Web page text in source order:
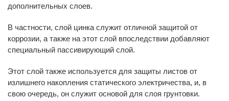
дополнительных слоев.
В частности, слой цинка служит отличной защитой от
коррозии, а также на этот слой впоследствии добавляют
специальный пассивирующий слой.
Этот слой также используется для защиты листов от
излишнего накопления статического электричества, и, в
свою очередь, он служит основой для слоя грунтовки.